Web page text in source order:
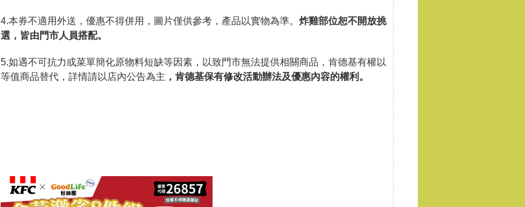
4.本券不適用外送，優惠不得併用，圖片僅供參考，產品以實物為準。 炸雞部位恕不開放挑
選，皆由門市人員搭配。
5.如遇不可抗力或菜單簡化原物料短缺等因素，以致門市無法提供相關商品，肯德基有權以
等值商品替代，詳情請以店內公告為主 ，肯德基保有修改活動辦法及優惠內容的權利。